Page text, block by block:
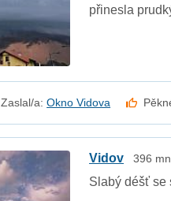
přinesla
Zaslal/a:Okno Vidova
Vidov 396
Slabý déšť se